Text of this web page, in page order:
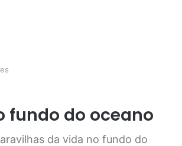
fundo do oceano
da vida no fundo do